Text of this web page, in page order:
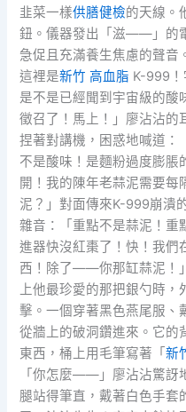
韭菜一樣供膳健檢的天線。
鈕。儀器發出「滋——」的
急促且充滿養生焦慮的聲音
這裡是新竹 高血脂 K-999！
是不是已經聞到宇宙級的酸
徵召了！馬上！」廖沾沾的
捏著對講機，困惑地喊道：
不是酸味！是麵粉過度膨脹
開！我的陳年老蒜泥需要每
泥？」對面傳來K-999崩潰
雜音：「重點不是蒜泥！
進器快沒紅棗了！快！我們
西！除了——你那缸蒜泥！
上他最珍愛的那把銀勺時
擊。一個穿著黑色燕尾服、
從牆上的破洞鑽進來。它的
東西，桶上用毛筆寫著「新
「你怎麼——」廖沾沾驚訝
腿站得筆直，戴著白色手套